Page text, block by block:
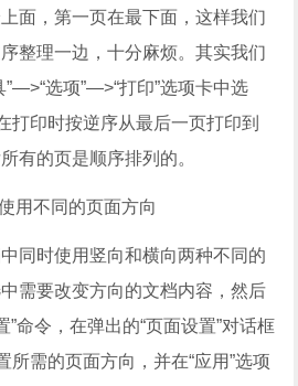
面，第一页在最下面，这样我们
整理一边，十分麻烦。其实我们
选项”—>“打印”选项卡中选
打印时按逆序从最后一页打印到
有的页是顺序排列的。
不同的页面方向
时使用竖向和横向两种不同的
需要改变方向的文档内容，然后
”命令，在弹出的“页面设置”对话框
所需的页面方向，并在“应用”选项